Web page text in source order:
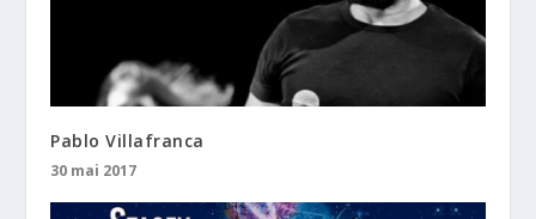
Pablo Villafranca
30 mai 2017